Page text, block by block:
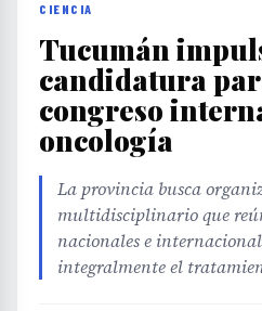
CIENCIA
Tucumán
candidatura
congreso
oncología
La provincia busca
multidisciplinario que
nacionales e
integralmente el